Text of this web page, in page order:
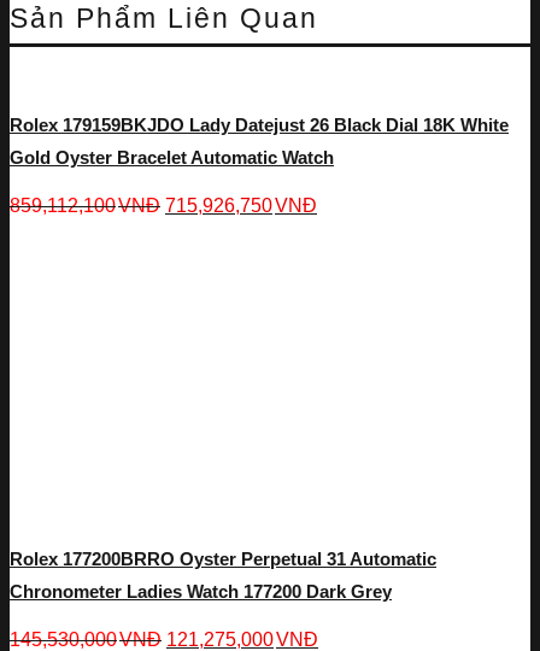
Sản Phẩm Liên Quan
Rolex 179159BKJDO Lady Datejust 26 Black Dial 18K White
Gold Oyster Bracelet Automatic Watch
859,112,100VNĐ 715,926,750VNĐ
Rolex 177200BRRO Oyster Perpetual 31 Automatic
Chronometer Ladies Watch 177200 Dark Grey
145,530,000VNĐ 121,275,000VNĐ